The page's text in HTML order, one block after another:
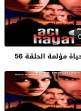
مؤلمة الحلقة 56